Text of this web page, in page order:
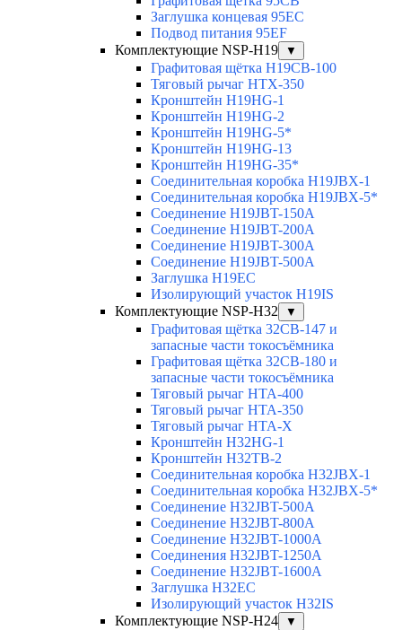
Заглушка концевая 95EC
Подвод питания 95EF
Комплектующие NSP-H19
▼
Графитовая щётка H19CB-100
Тяговый рычаг HTX-350
Кронштейн H19HG-1
Кронштейн H19HG-2
Кронштейн H19HG-5*
Кронштейн H19HG-13
Кронштейн H19HG-35*
Соединительная коробка H19JBX-1
Соединительная коробка H19JBX-5*
Соединение H19JBT-150A
Соединение H19JBT-200A
Соединение H19JBT-300A
Соединение H19JBT-500A
Заглушка H19EC
Изолирующий участок H19IS
Комплектующие NSP-H32
▼
Графитовая щётка 32CB-147 и
запасные части токосъёмника
Графитовая щётка 32CB-180 и
запасные части токосъёмника
Тяговый рычаг HTA-400
Тяговый рычаг HTA-350
Тяговый рычаг HTA-X
Кронштейн H32HG-1
Кронштейн H32TB-2
Соединительная коробка H32JBX-1
Соединительная коробка H32JBX-5*
Соединение H32JBT-500A
Соединение H32JBT-800A
Соединение H32JBT-1000A
Соединения H32JBT-1250A
Соединение H32JBT-1600A
Заглушка H32EC
Изолирующий участок H32IS
Комплектующие NSP-H24
▼